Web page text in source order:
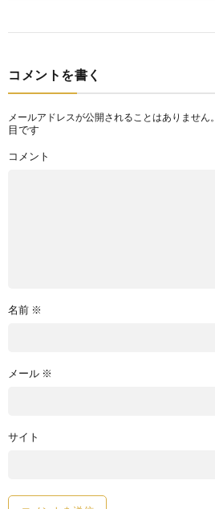
コメントを書く
メールアドレスが公開されることはありません。
目です
コメント
名前 ※
メール ※
サイト